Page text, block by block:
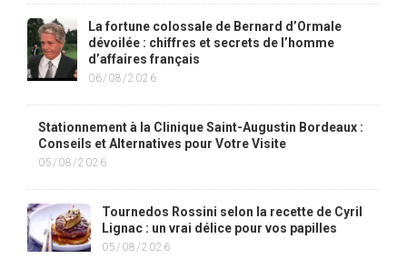
La fortune colossale de Bernard d’Ormale
dévoilée : chiffres et secrets de l’homme
d’affaires français
06/08/2026
Stationnement à la Clinique Saint-Augustin Bordeaux :
Conseils et Alternatives pour Votre Visite
05/08/2026
Tournedos Rossini selon la recette de Cyril
Lignac : un vrai délice pour vos papilles
05/08/2026